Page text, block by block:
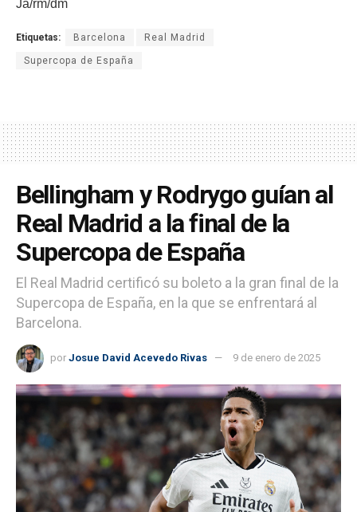
Ja/rm/dm
Etiquetas: Barcelona Real Madrid
Supercopa de España
Bellingham y Rodrygo guían al
Real Madrid a la final de la
Supercopa de España
El Real Madrid certificó su boleto a la gran final de la
Supercopa de España, en la que se enfrentará al
Barcelona.
por Josue David Acevedo Rivas 9 de enero de 2025